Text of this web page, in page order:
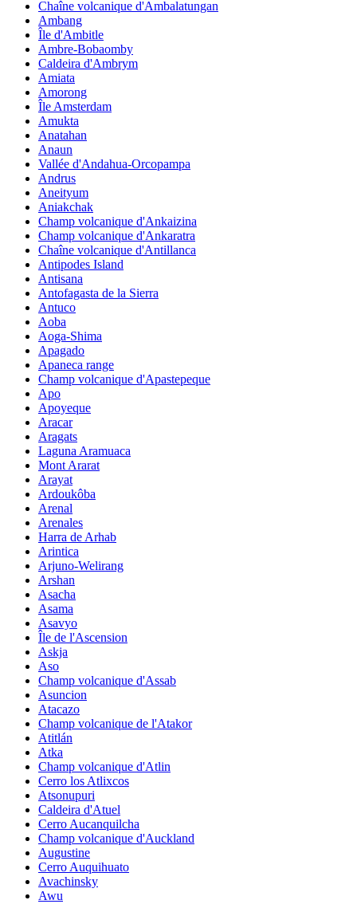
Chaîne volcanique d'Ambalatungan
Ambang
Île d'Ambitle
Ambre-Bobaomby
Caldeira d'Ambrym
Amiata
Amorong
Île Amsterdam
Amukta
Anatahan
Anaun
Vallée d'Andahua-Orcopampa
Andrus
Aneityum
Aniakchak
Champ volcanique d'Ankaizina
Champ volcanique d'Ankaratra
Chaîne volcanique d'Antillanca
Antipodes Island
Antisana
Antofagasta de la Sierra
Antuco
Aoba
Aoga-Shima
Apagado
Apaneca range
Champ volcanique d'Apastepeque
Apo
Apoyeque
Aracar
Aragats
Laguna Aramuaca
Mont Ararat
Arayat
Ardoukôba
Arenal
Arenales
Harra de Arhab
Arintica
Arjuno-Welirang
Arshan
Asacha
Asama
Asavyo
Île de l'Ascension
Askja
Aso
Champ volcanique d'Assab
Asuncion
Atacazo
Champ volcanique de l'Atakor
Atitlán
Atka
Champ volcanique d'Atlin
Cerro los Atlixcos
Atsonupuri
Caldeira d'Atuel
Cerro Aucanquilcha
Champ volcanique d'Auckland
Augustine
Cerro Auquihuato
Avachinsky
Awu